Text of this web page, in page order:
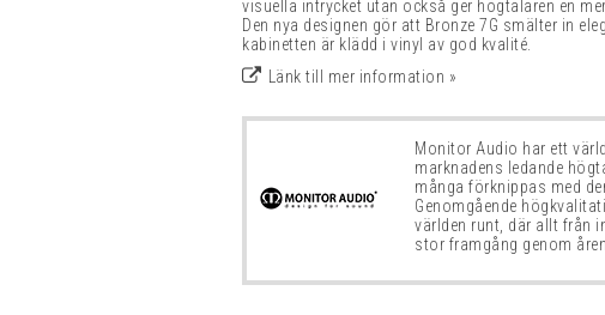
visuella intrycket utan också ger högtalaren en
Den nya designen gör att Bronze 7G smälter in
kabinetten är klädd i vinyl av god kvalité.
Länk till mer information »
Monitor Audio har ett
marknadens ledande
mångaförknippas med
Genomgående
världen runt, där allt från
stor framgång genom åren.